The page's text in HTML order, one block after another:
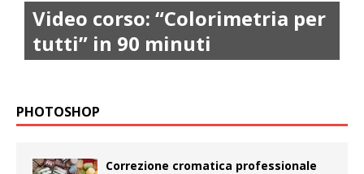
Video corso: “Colorimetria per
tutti” in 90 minuti
PHOTOSHOP
Correzione cromatica professionale